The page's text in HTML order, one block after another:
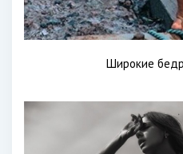
Широкие